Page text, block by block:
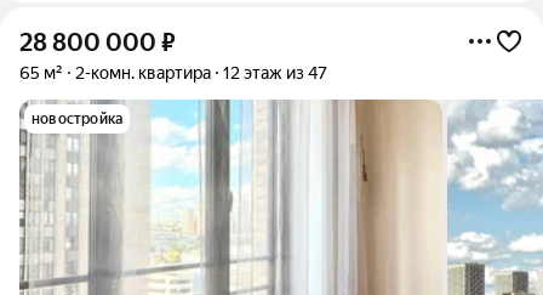
28 800 000 ₽
65 м² 2-комн. квартира 12 этаж из 47
новостройка